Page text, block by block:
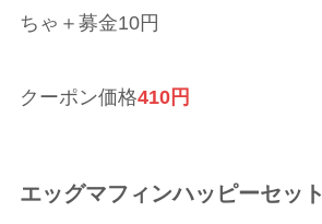
ちゃ＋募金10円
クーポン価格410円
エッグマフィンハッピーセット